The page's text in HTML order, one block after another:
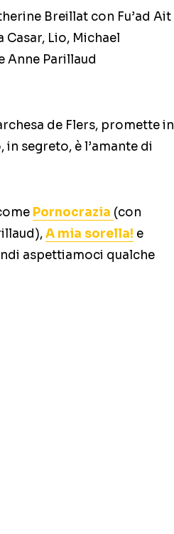
Breillat con Fu’ad Ait
Lio, Michael
Anne Parillaud
de Flers, promette in
in segreto, è l’amante di
Pornocrazia (con
A mia sorella! e
aspettiamoci qualche